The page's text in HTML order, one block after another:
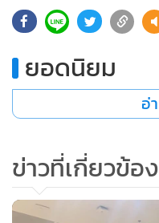
สิ่งนี้ก็ไม่รู้ ตนเข้ามาด้วยอะ
แค่รัฐบาลนี้ กระบวนการเลื
วัน พล.อ.ประยุทธ์ เพียงแ
ข่าวรายงานว่า ช่วงที่นายก
ได้มีเจ้าหน้าที่ทีมงานรัฐมน
ยอดนิยม
อ่
ข่าวที่เกี่ยวข้อง